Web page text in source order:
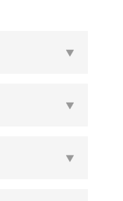


